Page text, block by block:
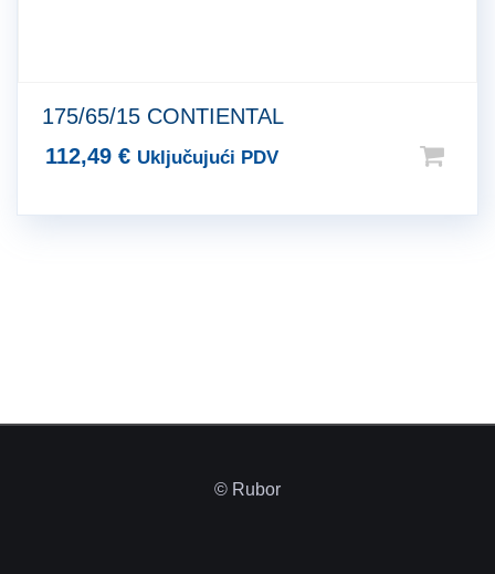
175/65/15 CONTIENTAL
112,49 € Uključujući PDV
© Rubor